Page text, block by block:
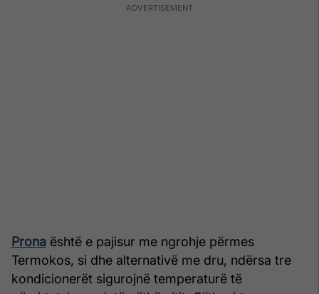
Prona është e pajisur me ngrohje përmes
Termokos, si dhe alternativë me dru, ndërsa tre
kondicionerët sigurojnë temperaturë të